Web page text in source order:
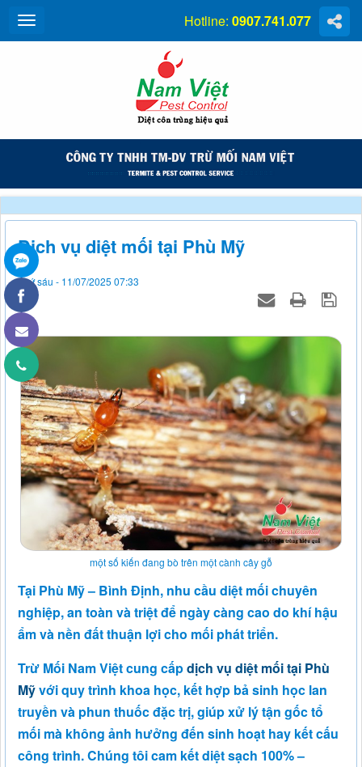
Hotline: 0907.741.077
Dịch vụ diệt mối tại Phù Mỹ
Thứ sáu - 11/07/2025 07:33
một số kiến đang bò trên một cành cây gỗ
Tại Phù Mỹ – Bình Định, nhu cầu diệt mối chuyên
nghiệp, an toàn và triệt để ngày càng cao do khí hậu
ẩm và nền đất thuận lợi cho mối phát triển.
Trừ Mối Nam Việt cung cấpdịch vụ diệt mối tại Phù
Mỹvới quy trình khoa học, kết hợp bả sinh học lan
truyền và phun thuốc đặc trị, giúp xử lý tận gốc tổ
mối mà không ảnh hưởng đến sinh hoạt hay kết cấu
công trình. Chúng tôi cam kết diệt sạch 100% –